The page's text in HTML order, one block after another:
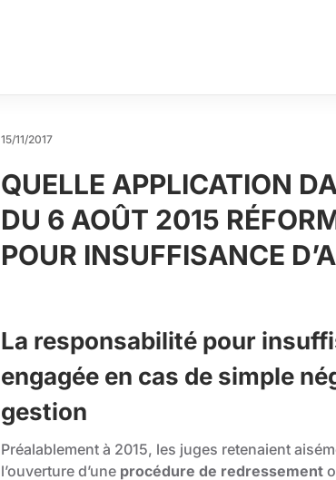
15/11/2017
QUELLE APPLICATION
DU 6 AOÛT 2015
POUR INSUFFISANCE
La responsabilité pour
engagée en cas de simple
gestion
Préalablement à 2015, les juges retenaient
l’ouverture d’une procédure de redressement